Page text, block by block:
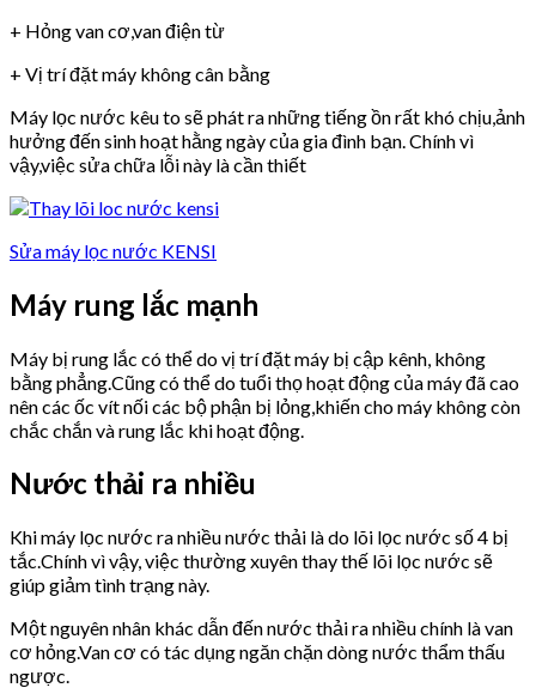
+ Hỏng van cơ,van điện từ
+ Vị trí đặt máy không cân bằng
Máy lọc nước kêu to sẽ phát ra những tiếng ồn rất khó chịu,ảnh
hưởng đến sinh hoạt hằng ngày của gia đình bạn. Chính vì
vậy,việc sửa chữa lỗi này là cần thiết
Sửa máy lọc nước KENSI
Máy rung lắc mạnh
Máy bị rung lắc có thể do vị trí đặt máy bị cập kênh, không
bằng phẳng.Cũng có thể do tuổi thọ hoạt động của máy đã cao
nên các ốc vít nối các bộ phận bị lỏng,khiến cho máy không còn
chắc chắn và rung lắc khi hoạt động.
Nước thải ra nhiều
Khi máy lọc nước ra nhiều nước thải là do lõi lọc nước số 4 bị
tắc.Chính vì vậy, việc thường xuyên thay thế lõi lọc nước sẽ
giúp giảm tình trạng này.
Một nguyên nhân khác dẫn đến nước thải ra nhiều chính là van
cơ hỏng.Van cơ có tác dụng ngăn chặn dòng nước thẩm thấu
ngược.